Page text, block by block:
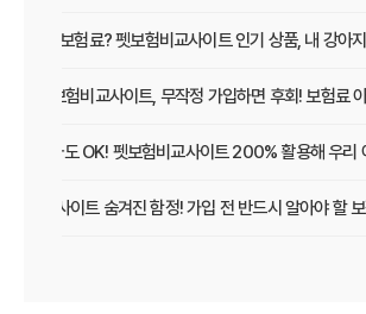
보장 vs 보험료? 펫보험비교사이트 인기 상품, 내 강아
펫보험비교사이트, 무작정 가입하면 후회! 보험료
초보 집사도 OK! 펫보험비교사이트 200% 활용해 우리
험비교사이트 숨겨진 함정! 가입 전 반드시 알아야 할 보